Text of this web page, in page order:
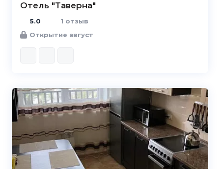
Отель "Таверна"
5.0
1 отзыв
Открытие август